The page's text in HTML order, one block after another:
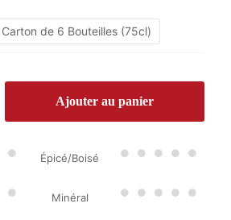
Carton de 6 Bouteilles (75cl)
Ajouter au panier
Épicé/Boisé
Minéral